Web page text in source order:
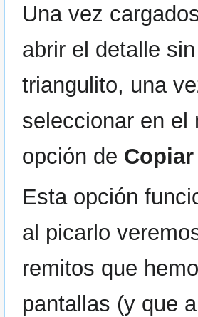
Una vez
abrir el detalle
triangulito, una
seleccionar en
opción de
Esta opción
al picarlo
remitos que
pantallas (y que